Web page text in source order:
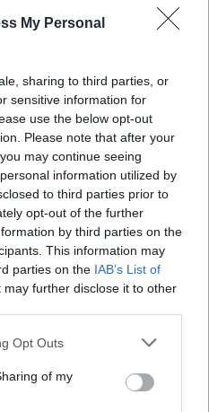
My Personal
sharing to third parties, or
sensitive information for
use the below opt-out
Please note that after your
may continue seeing
information utilized by
to third parties prior to
opt-out of the further
by third parties on the
This information may
parties on the IAB’s List of
may further disclose it to other
Opt Outs
of my